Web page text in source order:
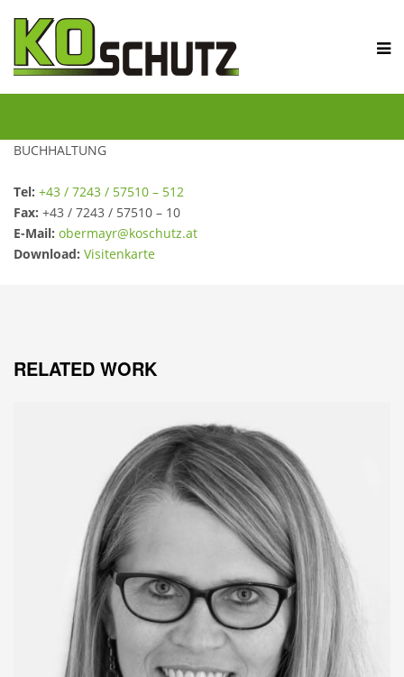
BUCHHALTUNG
Tel: +43 / 7243 / 57510 – 512
Fax: +43 / 7243 / 57510 – 10
E-Mail: obermayr@koschutz.at
Download: Visitenkarte
RELATED WORK